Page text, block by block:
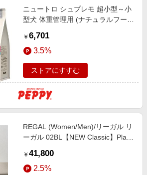
ニュートロ シュプレモ 超小型～小
型犬 体重管理用 (ナチュラルフー
￥ 6,701
3.5%
ストアにすすむ
REGAL (Women/Men)/リーガル リ
ーガル 02BL【NEW Classic】Plain
勢丹/公式】
￥ 41,800
2.5%